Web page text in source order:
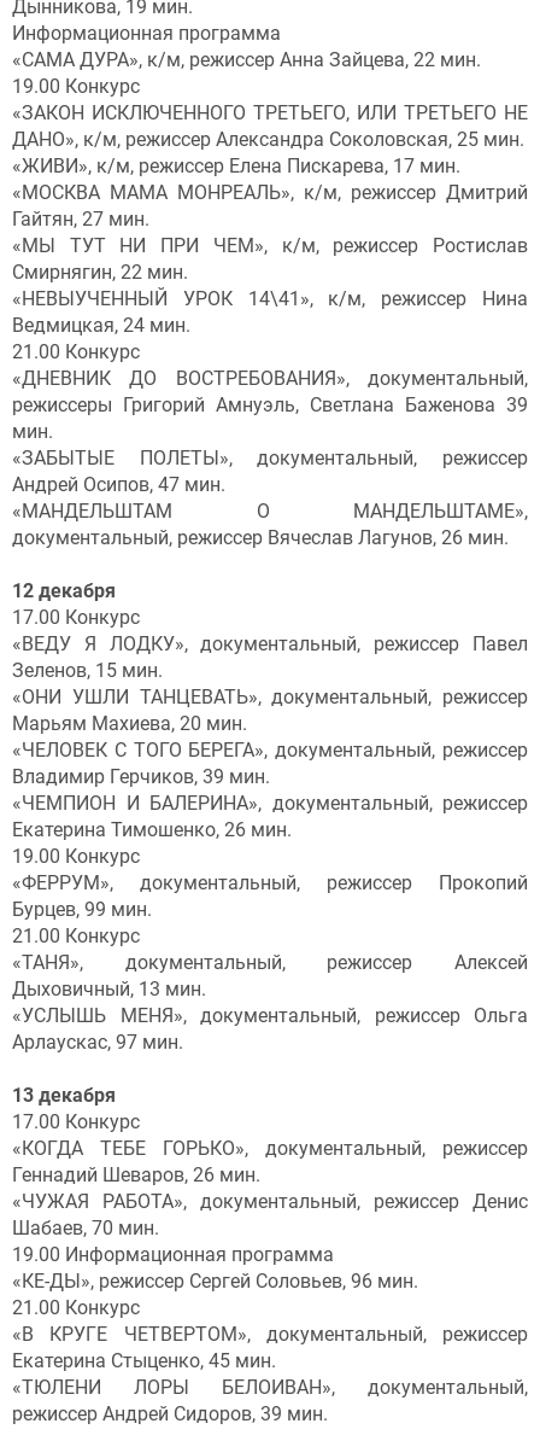
Дынникова, 19 мин.
Информационная программа
«САМА ДУРА», к/м, режиссер Анна Зайцева, 22 мин.
19.00 Конкурс
«ЗАКОН ИСКЛЮЧЕННОГО ТРЕТЬЕГО, ИЛИ ТРЕТЬЕГО НЕ
ДАНО», к/м, режиссер Александра Соколовская, 25 мин.
«ЖИВИ», к/м, режиссер Елена Пискарева, 17 мин.
«МОСКВА МАМА МОНРЕАЛЬ», к/м, режиссер Дмитрий
Гайтян, 27 мин.
«МЫ ТУТ НИ ПРИ ЧЕМ», к/м, режиссер Ростислав
Смирнягин, 22 мин.
«НЕВЫУЧЕННЫЙ УРОК 14\41», к/м, режиссер Нина
Ведмицкая, 24 мин.
21.00 Конкурс
«ДНЕВНИК ДО ВОСТРЕБОВАНИЯ», документальный,
режиссеры Григорий Амнуэль, Светлана Баженова 39
мин.
«ЗАБЫТЫЕ ПОЛЕТЫ», документальный, режиссер
Андрей Осипов, 47 мин.
«МАНДЕЛЬШТАМ О МАНДЕЛЬШТАМЕ»,
документальный, режиссер Вячеслав Лагунов, 26 мин.
12 декабря
17.00 Конкурс
«ВЕДУ Я ЛОДКУ», документальный, режиссер Павел
Зеленов, 15 мин.
«ОНИ УШЛИ ТАНЦЕВАТЬ», документальный, режиссер
Марьям Махиева, 20 мин.
«ЧЕЛОВЕК С ТОГО БЕРЕГА», документальный, режиссер
Владимир Герчиков, 39 мин.
«ЧЕМПИОН И БАЛЕРИНА», документальный, режиссер
Екатерина Тимошенко, 26 мин.
19.00 Конкурс
«ФЕРРУМ», документальный, режиссер Прокопий
Бурцев, 99 мин.
21.00 Конкурс
«ТАНЯ», документальный, режиссер Алексей
Дыховичный, 13 мин.
«УСЛЫШЬ МЕНЯ», документальный, режиссер Ольга
Арлаускас, 97 мин.
13 декабря
17.00 Конкурс
«КОГДА ТЕБЕ ГОРЬКО», документальный, режиссер
Геннадий Шеваров, 26 мин.
«ЧУЖАЯ РАБОТА», документальный, режиссер Денис
Шабаев, 70 мин.
19.00 Информационная программа
«КЕ-ДЫ», режиссер Сергей Соловьев, 96 мин.
21.00 Конкурс
«В КРУГЕ ЧЕТВЕРТОМ», документальный, режиссер
Екатерина Стыценко, 45 мин.
«ТЮЛЕНИ ЛОРЫ БЕЛОИВАН», документальный,
режиссер Андрей Сидоров, 39 мин.